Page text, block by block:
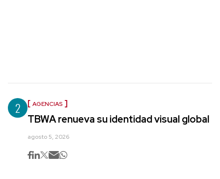
2 AGENCIAS
TBWA renueva su identidad visual global
agosto 5, 2026